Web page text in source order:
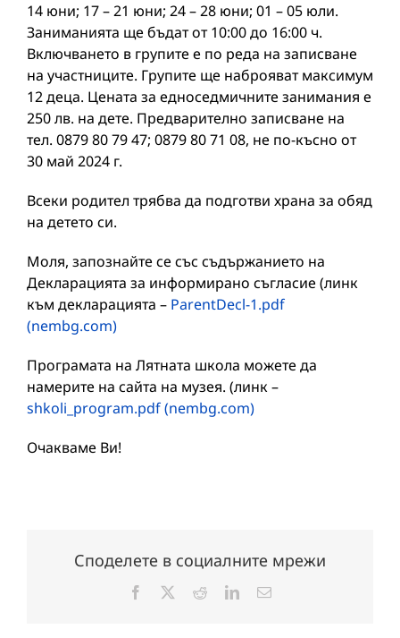
14 юни; 17 – 21 юни; 24 – 28 юни; 01 – 05 юли.
Заниманията ще бъдат от 10:00 до 16:00 ч.
Включването в групите е по реда на записване
на участниците. Групите ще наброяват максимум
12 деца. Цената за едноседмичните занимания е
250 лв. на дете. Предварително записване на
тел. 0879 80 79 47; 0879 80 71 08, не по-късно от
30 май 2024 г.
Всеки родител трябва да подготви храна за обяд
на детето си.
Моля, запознайте се със съдържанието на
Декларацията за информирано съгласие (линк
към декларацията – ParentDecl-1.pdf
(nembg.com)
Програмата на Лятната школа можете да
намерите на сайта на музея. (линк –
shkoli_program.pdf (nembg.com)
Очакваме Ви!
Споделете в социалните мрежи
Facebook RedditLinkedInЕлектронна